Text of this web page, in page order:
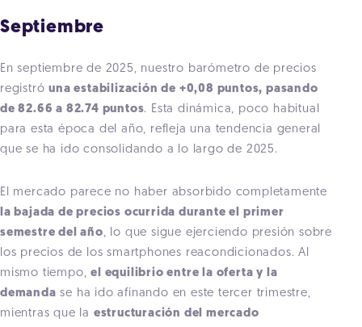
Septiembre
En septiembre de 2025, nuestro barómetro de precios
registróuna estabilización de +0,08 puntos, pasando
de 82.66 a 82.74 puntos. Esta dinámica, poco habitual
para esta época del año, refleja una tendencia general
que se ha ido consolidando a lo largo de 2025.
El mercado parece no haber absorbido completamente
la bajada de precios ocurrida durante el primer
semestre del año, lo que sigue ejerciendo presión sobre
los precios de los smartphones reacondicionados. Al
mismo tiempo,el equilibrio entre la oferta y la
demanda se ha ido afinando en este tercer trimestre,
mientras que la estructuración del mercado